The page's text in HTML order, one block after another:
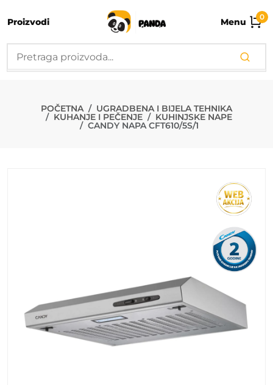
Proizvodi Menu 0
CANDY NAPA
POČETNA UGRADBENA I BIJELA TEHNIKA
KUHANJE I PEČENJE KUHINJSKE NAPE
CANDY NAPA CFT610/5S/1